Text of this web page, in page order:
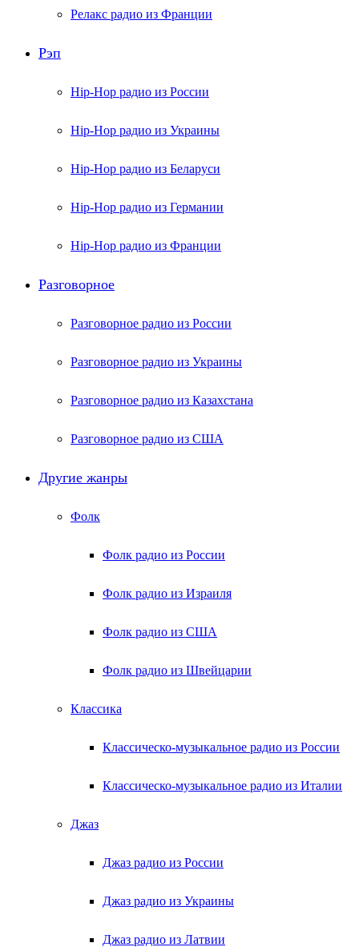
Релакс радио из Франции
Рэп
Hip-Hop радио из России
Hip-Hop радио из Украины
Hip-Hop радио из Беларуси
Hip-Hop радио из Германии
Hip-Hop радио из Франции
Разговорное
Разговорное радио из России
Разговорное радио из Украины
Разговорное радио из Казахстана
Разговорное радио из США
Другие жанры
Фолк
Фолк радио из России
Фолк радио из Израиля
Фолк радио из США
Фолк радио из Швейцарии
Классика
Классическо-музыкальное радио из России
Классическо-музыкальное радио из Италии
Джаз
Джаз радио из России
Джаз радио из Украины
Джаз радио из Латвии